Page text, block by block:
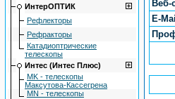
ИнтерОПТИК
Рефлекторы
Рефракторы
Катадиоптрические
телескопы
Интес (Интес Плюс)
MK - телескопы
Максутова-Кассегрена
MN - телескопы
Веб-
E-